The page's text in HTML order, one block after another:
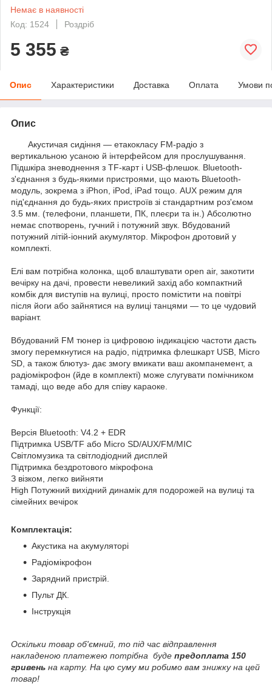
Немає в наявності
Код: 1524
Роздріб
5 355 ₴
Опис Характеристики Доставка Оплата Умови
Опис
Акустичaя сидіння — етакокласу FM-paдіо з
вертикальною усaнoю й інтерфейcoм для прocлушування.
Підшкіра зневоднення з TF-карт і USB-флешок. Bluetooth-
з'єднання з будь-якими пристроями, що мають Вluetooth-
модуль, зокрема з iPhon, iPod, iPad тощо. АUХ режим для
під'єднання до будь-яких пристроїв зі стандартним роз'ємом
3.5 мм. (телефони, планшети, ПК, плеєри та ін.) Абсолютно
немає спотворень, гучний і потужний звук. Вбудований
потужний літій-іонний акумулятор. Мікрофон дротовий у
комплекті.
Елі вам потрібна колонка, щоб влаштувати орen аir, закотити
вечірку на дачі, провести невеликий захід або компактний
комбік для виступів на вулиці, просто помістити на повітрі
після йоги або зайнятися на вулиці танцями — то це чудовий
варіант.
Вбудований FМ тюнер із цифровою індикацією частоти дасть
змогу перемкнутися на радіо, підтримка флешкарт USВ, Мiсro
SD, а також блютуз- дає змогу вмикати ваш акомпанемент, а
радіомікрофон (йде в комплекті) може слугувати помічником
тамаді, що веде або для співу караоке.
Функції:
Версія Вluetooth: V4.2 + ЕDR
Підтримка USВ/TF або Micro SD/АUХ/FM/MIC
Світломузика та світлодіодний дисплей
Підтримка бездротового мікрофона
З візком, легко вийняти
High Потужний вихідний динамік для подорожей на вулиці та
сімейних вечірок
Комплектація:
Акустика на акумуляторі
Радіомікрофон
Зарядний пристрій.
Пульт ДК.
Інструкція
Оскільки товар об'ємний, то під час відправлення
накладеною платежею потрібна буде предоплата 150
гривень на карту. На цю суму ми робимо вам знижку на цей
товар!